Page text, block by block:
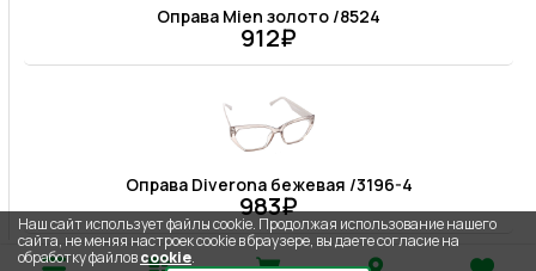
Оправа Mien золото /8524
912₽
Оправа Diverona бежевая /3196-4
983₽
Наш сайт использует файлы cookie. Продолжая использование нашего
сайта, не меняя настроек cookie в браузере, вы даете согласие на
обработку файловcookie.